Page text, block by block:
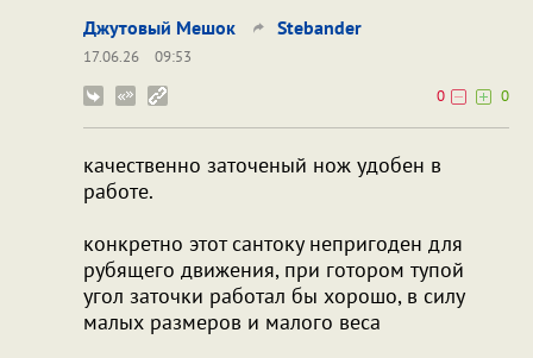
Джутовый Мешок Stebander
17.06.26
09:53
0
0
качественно заточеный нож удобен в
работе.
конкретно этот сантоку непригоден для
рубящего движения, при готором тупой
угол заточки работал бы хорошо, в силу
малых размеров и малого веса